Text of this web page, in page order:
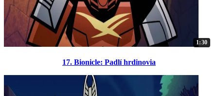
1:30
17. Bionicle: Padlí hrdinovia